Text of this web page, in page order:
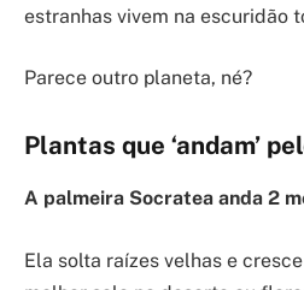
estranhas vivem na escuridão
Parece outro planeta, né?
Plantas que ‘andam’
A palmeira Socratea anda 2
Ela solta raízes velhas e